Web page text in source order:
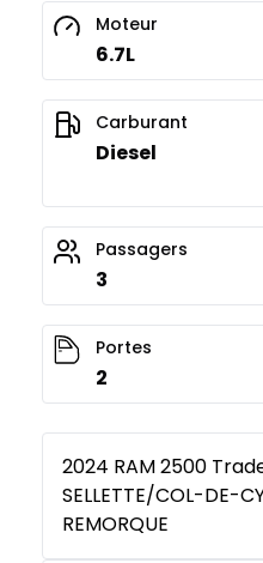
Financement sur
0.00 $ d'acompte •
Moteur
6.7L
Carburant
Diesel
Passagers
3
Portes
2
2024 RAM 2500
SELLETTE/COL-DE-
REMORQUE